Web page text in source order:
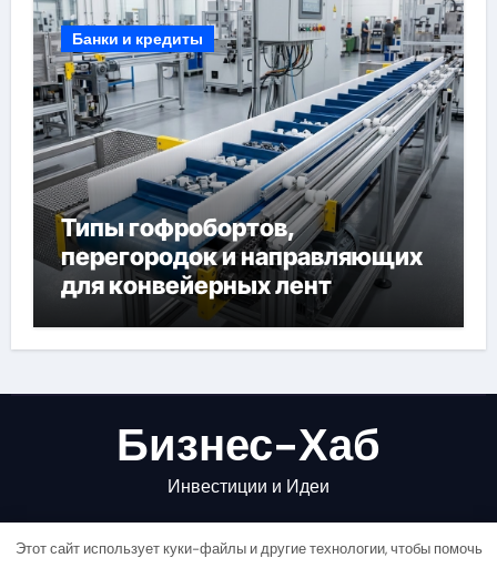
Банки и кредиты
Типы гофробортов,
перегородок и направляющих
для конвейерных лент
Бизнес-Хаб
Инвестиции и Идеи
Этот сайт использует куки-файлы и другие технологии, чтобы помочь